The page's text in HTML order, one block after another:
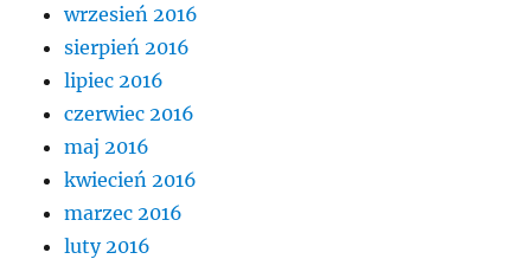
wrzesień 2016
sierpień 2016
lipiec 2016
czerwiec 2016
maj 2016
kwiecień 2016
marzec 2016
luty 2016